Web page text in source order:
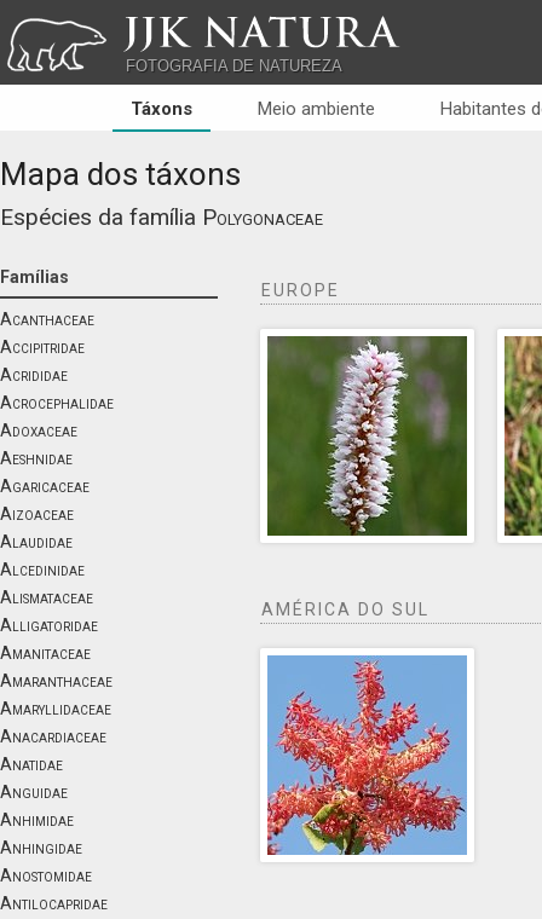
JJK NATURA
FOTOGRAFIA DE NATUREZA
Táxons Meio ambiente Habitantes
Mapa dos táxons
Espécies da família Polygonaceae
Famílias
Acanthaceae
Accipitridae
Acrididae
Acrocephalidae
Adoxaceae
Aeshnidae
Agaricaceae
Aizoaceae
Alaudidae
Alcedinidae
Alismataceae
Alligatoridae
Amanitaceae
Amaranthaceae
Amaryllidaceae
Anacardiaceae
Anatidae
Anguidae
Anhimidae
Anhingidae
Anostomidae
Antilocapridae
EUROPE
AMÉRICA DO SUL